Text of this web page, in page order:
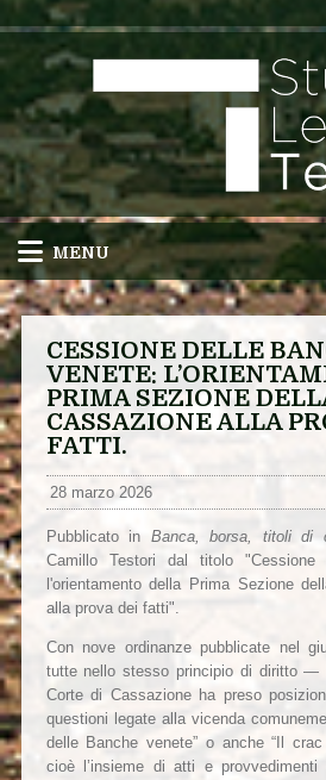
MENU
CESSIONE DELLE
VENETE:
PRIMA SEZIONE
CASSAZIONE ALLA
FATTI.
28 marzo 2026
Pubblicato in Banca, borsa, titoli di
Camillo Testori dal titolo "Cessione
l'orientamento della Prima Sezione
alla prova dei fatti".
Con nove ordinanze pubblicate nel
tutte nello stesso principio di diritto —
Corte di Cassazione ha preso
questioni legate alla vicenda
delle Banche venete” o anche “Il
cioè l’insieme di atti e